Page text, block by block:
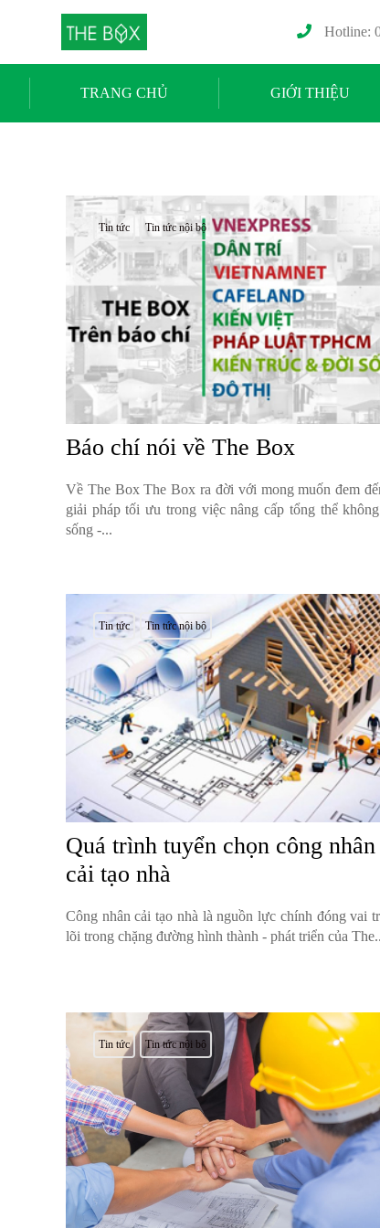
Hotline:
TRANG CHỦ
GIỚI THIỆU
Tin tức Tin tức nội bộ
Báo chí nói về The Box
Về The Box The Box ra đời với mong muốn đem
giải pháp tối ưu trong việc nâng cấp tổng thể
sống -...
Tin tức Tin tức nội bộ
Quá trình tuyển chọn công nhân
cải tạo nhà
Công nhân cải tạo nhà là nguồn lực chính đóng vai
lõi trong chặng đường hình thành - phát triển của
Tin tức Tin tức nội bộ